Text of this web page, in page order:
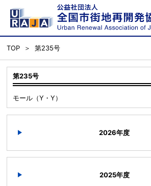
TOP 第235号
第235号
モール（Y・Y）
2026年度
2025年度